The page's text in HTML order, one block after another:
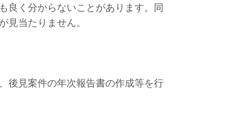
良く分からないことがあります。同
見当たりません。
後見案件の年次報告書の作成等を行